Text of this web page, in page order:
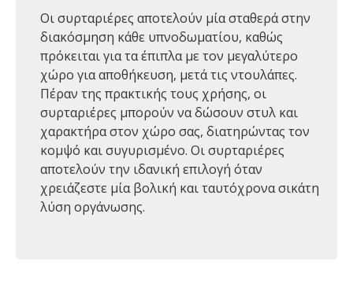
Οι συρταριέρες αποτελούν μία σταθερά στην
διακόσμηση κάθε υπνοδωματίου, καθώς
πρόκειται για τα έπιπλα με τον μεγαλύτερο
χώρο για αποθήκευση, μετά τις ντουλάπες.
Πέραν της πρακτικής τους χρήσης, οι
συρταριέρες μπορούν να δώσουν στυλ και
χαρακτήρα στον χώρο σας, διατηρώντας τον
κομψό και συγυρισμένο. Οι συρταριέρες
αποτελούν την ιδανική επιλογή όταν
χρειάζεστε μία βολική και ταυτόχρονα σικάτη
λύση οργάνωσης.